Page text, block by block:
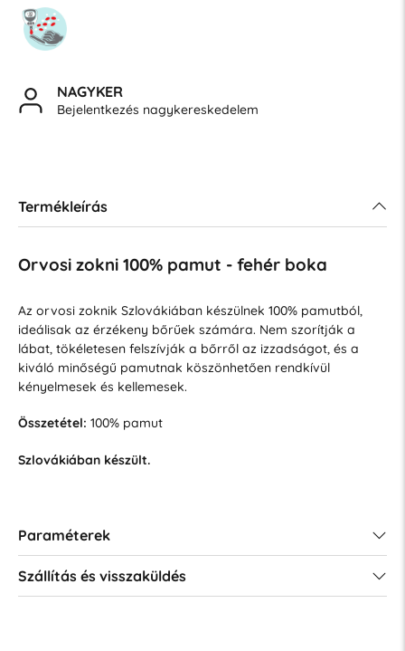
NAGYKER
Bejelentkezés nagykereskedelem
Termékleírás
Orvosi zokni 100% pamut - fehér boka
Az orvosi zoknik Szlovákiában készülnek 100% pamutból,
ideálisak az érzékeny bőrűek számára. Nem szorítják a
lábat, tökéletesen felszívják a bőrről az izzadságot, és a
kiváló minőségű pamutnak köszönhetően rendkívül
kényelmesek és kellemesek.
Összetétel: 100% pamut
Szlovákiában készült.
Paraméterek
Szállítás és visszaküldés